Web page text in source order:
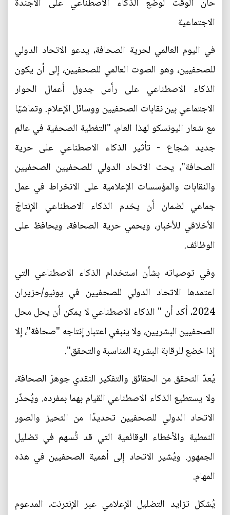
الاجتماعية
في اليوم العالمي لحرية الصحافة، يدعو الاتحاد الدولي
للصحفيين، وهو الصوت العالمي للصحفيين، إلى أن يكون
الذكاء الاصطناعي على رأس جدول أعمال الحوار
الاجتماعي بين نقابات الصحفيين ووسائل الإعلام. وتماشيًا
مع شعار اليونسكو لهذا العام، "التغطية الصحفية في عالم
جديد شجاع - تأثير الذكاء الاصطناعي على حرية
الصحافة"، يحث الاتحاد الدولي للصحفيين الصحفيين
والنقابات والمؤسسات الإعلامية على الانخراط في عمل
جماعي لضمان أن يخدم الذكاء الاصطناعي الإنتاجَ
الأخلاقي للأخبار، ويحمي حرية الصحافة، ويحافظ على
الوظائف.
وفي توصياته بشأن استخدام الذكاء الاصطناعي التي
اعتمدها الاتحاد الدولي للصحفيين في يونيو/حزيران
2024، أكد أن " الذكاء الاصطناعي لا يمكن أن يحل محل
الصحفيين البشريين، ولا ينبغي اعتبار إنتاجه "صحافة"، إلا
إذا خضع للرقابة البشرية المناسبة والتحقق".
يُعدّ التحقق من الحقائق والتفكير النقدي جوهرَ الصحافة،
ولا يستطيع الذكاء الاصطناعي القيام بهما بمفرده. ويُحذّر
الاتحاد الدولي للصحفيين تحديدًا من التحيز والصور
النمطية والأخطاء الوقائعية التي قد تُسهم في تضليل
الجمهور. ويُشير الاتحاد إلى أهمية الصحفيين في هذه
المهام.
يُشكل تزايد التضليل الإعلامي عبر الإنترنت، المدعوم